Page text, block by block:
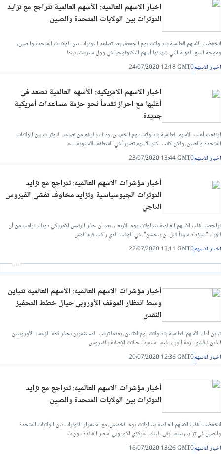
اخبار الاسهم العالميه: الأسهم العالمية تتراجع مع تزايد
التوترات بين الولايات المتحدة والصين
انخفضت الأسهم العالمية بتداولات يوم الجمعة، بعد تصاعد التوترات بين الولايات المتحدة والصين،
وموجة البيع القوية التي شهدتها أسهم التكنولوجيا في وول ستريت، بينما
اخبار الاسهم24/07/2020 12:18 GMT0
اخبار الاسهم الامريكيه: الأسهم العالمية تصعد في
أغلبها مع احراز تقدماً نحو حزمة مساعدات أمريكية
جديدة
ارتفعت أغلب الأسهم العالمية بتداولات يوم الخميس، وذلك بالرغم من تصاعد التوترات بين الولايات
المتحدة والصين، ولكن كانت أكثر الأسهم تضرراً في المنطقة الآسيوية أسه
اخبار الاسهم23/07/2020 13:44 GMT0
أخبار مؤشرات الاسهم العالميه: تتراجع مع تزايد
التوترات الجيوسياسية وتزايد مخاوف تفشي الفيروس
التاجي
تراجعت أغلب الأسهم العالمية بتداولات يوم الأربعاء، بعد أن حذر الرئيس الأمريكي دونالد ترامب من أن
الوباء "سيزداد سوءاً قبل أن يتحسن"، في الوقت الذي راقب فيه المس
اخبار الاسهم22/07/2020 13:11 GMT0
أعلان
أخبار مؤشرات الاسهم العالميه: الأسهم العالمية تتباين
وسط انتظار الموقف الأوروبي حيال خطط التحفيز
النقدي
تباين أداء الأسهم العالمية بتداولات يوم الاثنين، بعدما ترقب المستثمرين بحذر قمة الزعماء الأوروبيين
الذين ناقشوا أزمة الوباء، فيما استمرت حالات الإصابة بالفيروس
اخبار الاسهم20/07/2020 12:36 GMT0
أخبار مؤشرات الاسهم العالميه: تتراجع مع تزايد
التوترات بين الولايات المتحدة والصين
انخفضت أغلب الأسهم العالمية بتداولات يوم الخميس، مع استمرار التوترات بين الولايات المتحدة
والصين في تزايد، بينما أبقى البنك المركزي الأوروبي أسعار الفائدة دون ت
اخبار الاسهم16/07/2020 13:26 GMT0